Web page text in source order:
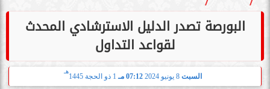
البورصة تصدر الدليل الاسترشادي المحدث
لقواعد التداول
السبت 8 يونيو 2024 07:12 مـ 1 ذو الحجة 1445
هـ